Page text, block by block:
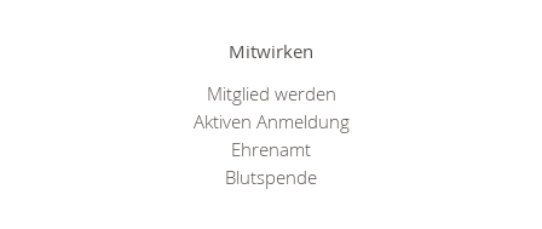
Mitwirken
Mitglied werden
Aktiven Anmeldung
Ehrenamt
Blutspende